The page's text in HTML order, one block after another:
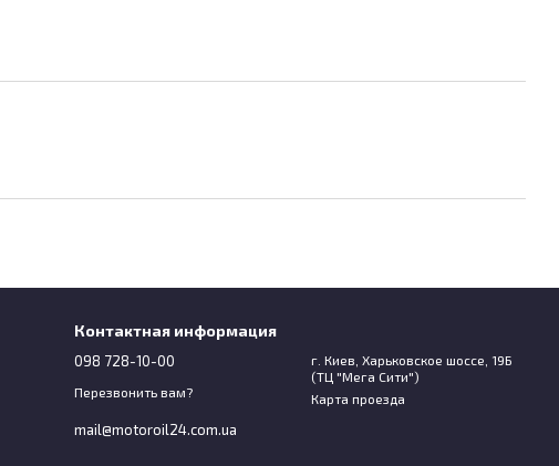
Контактная информация
098 728-10-00
Перезвонить вам?
mail@motoroil24.com.ua
г. Киев, Харьковское шоссе, 19Б
(ТЦ "Мега Сити")
Карта проезда